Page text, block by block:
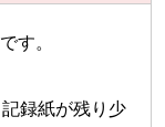
す。
録紙が残り少